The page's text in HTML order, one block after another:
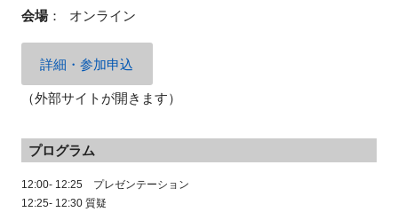
会場： オンライン
詳細・参加申込
（外部サイトが開きます）
プログラム
12:00- 12:25 プレゼンテーション
12:25- 12:30 質疑